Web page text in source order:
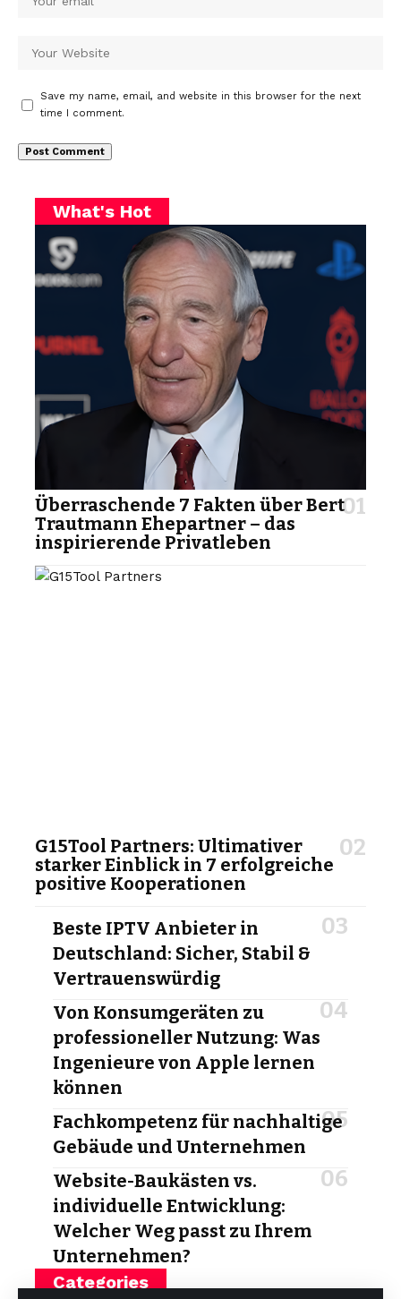
Save my name, email, and website in this browser for the next
time I comment.
What's Hot
Überraschende 7 Fakten über Bert
Trautmann Ehepartner – das
inspirierende Privatleben
G15Tool Partners: Ultimativer
starker Einblick in 7 erfolgreiche
positive Kooperationen
Beste IPTV Anbieter in
Deutschland: Sicher, Stabil &
Vertrauenswürdig
Von Konsumgeräten zu
professioneller Nutzung: Was
Ingenieure von Apple lernen
können
Fachkompetenz für nachhaltige
Gebäude und Unternehmen
Website-Baukästen vs.
individuelle Entwicklung:
Welcher Weg passt zu Ihrem
Unternehmen?
Categories